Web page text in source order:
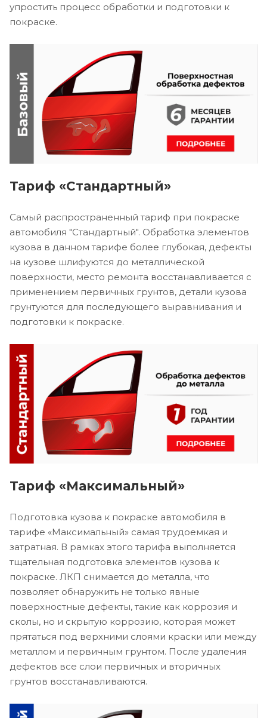
упростить процесс обработки и подготовки к
покраске.
Тариф «Стандартный»
Самый распространенный тариф при покраске
автомобиля "Стандартный". Обработка элементов
кузова в данном тарифе более глубокая, дефекты
на кузове шлифуются до металлической
поверхности, место ремонта восстанавливается с
применением первичных грунтов, детали кузова
грунтуются для последующего выравнивания и
подготовки к покраске.
Тариф «Максимальный»
Подготовка кузова к покраске автомобиля в
тарифе «Максимальный» самая трудоемкая и
затратная. В рамках этого тарифа выполняется
тщательная подготовка элементов кузова к
покраске. ЛКП снимается до металла, что
позволяет обнаружить не только явные
поверхностные дефекты, такие как коррозия и
сколы, но и скрытую коррозию, которая может
прятаться под верхними слоями краски или между
металлом и первичным грунтом. После удаления
дефектов все слои первичных и вторичных
грунтов восстанавливаются.